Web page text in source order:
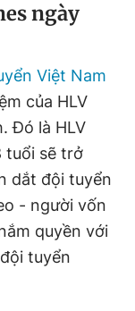
cáo
ngày
Việt Nam
của HLV
Đó là HLV
tuổi sẽ trở
dắt đội tuyển
- người vốn
quyền với
tuyển